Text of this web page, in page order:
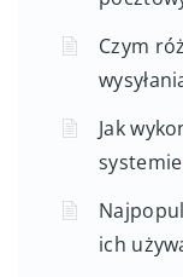
Czym
Jak
ich